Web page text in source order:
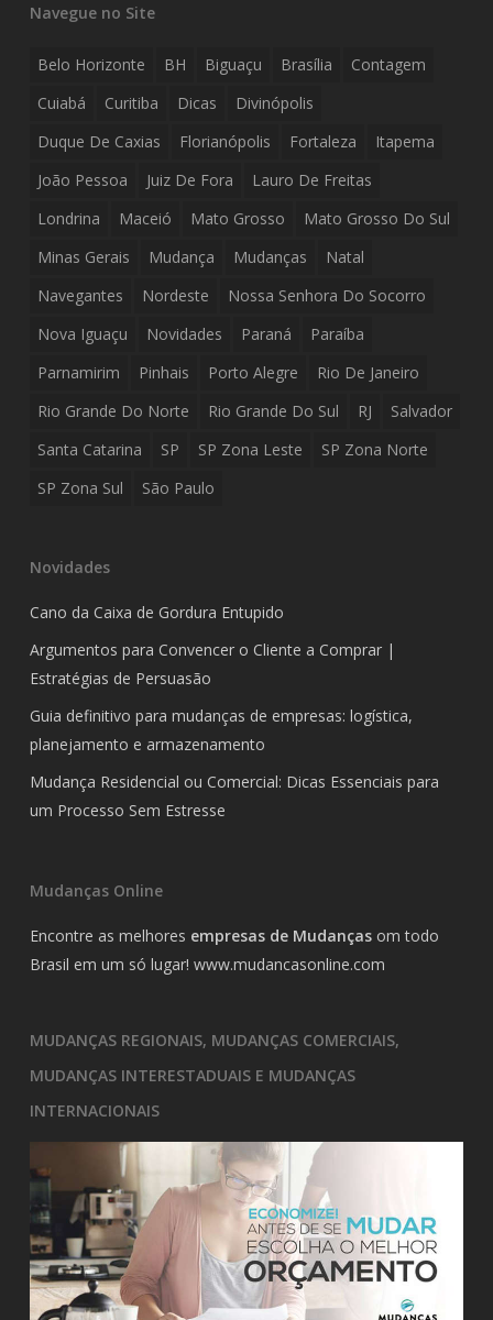
Navegue no Site
Belo Horizonte BH Biguaçu Brasília
Contagem
Cuiabá
Curitiba Dicas
Divinópolis
Duque De Caxias
Florianópolis Fortaleza
Itapema
João Pessoa
Juiz De Fora
Lauro De Freitas
Londrina
Maceió Mato Grosso
Mato Grosso Do Sul
Minas Gerais
Mudança Mudanças
Natal
Navegantes
Nordeste
Nossa Senhora Do Socorro
Nova Iguaçu
Novidades Paraná
Paraíba
Parnamirim
Pinhais Porto Alegre
Rio De Janeiro
Rio Grande Do Norte
Rio Grande Do Sul RJ
Salvador
Santa Catarina
SP SP Zona Leste
SP Zona Norte
SP Zona Sul
São Paulo
Novidades
Cano da Caixa de Gordura Entupido
Argumentos para Convencer o Cliente a Comprar |
Estratégias de Persuasão
Guia definitivo para mudanças de empresas: logística,
planejamento e armazenamento
Mudança Residencial ou Comercial: Dicas Essenciais para
um Processo Sem Estresse
Mudanças Online
Encontre as melhores empresas de Mudançasom todo
Brasil em um só lugar! www.mudancasonline.com
MUDANÇAS REGIONAIS, MUDANÇAS COMERCIAIS,
MUDANÇAS INTERESTADUAIS E MUDANÇAS
INTERNACIONAIS